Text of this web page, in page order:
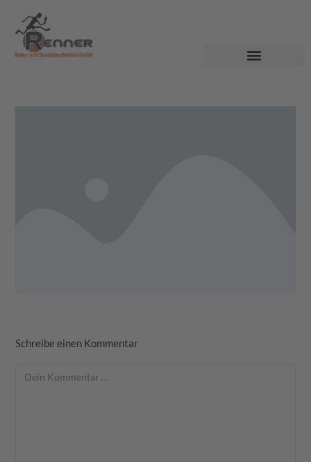
Schreibe einen Kommentar